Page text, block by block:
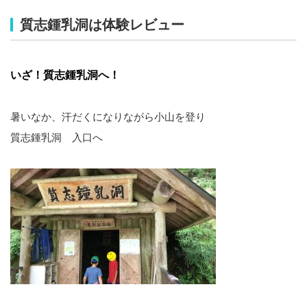
質志鍾乳洞は体験レビュー
いざ！質志鍾乳洞へ！
暑いなか、汗だくになりながら小山を登り
質志鍾乳洞 入口へ